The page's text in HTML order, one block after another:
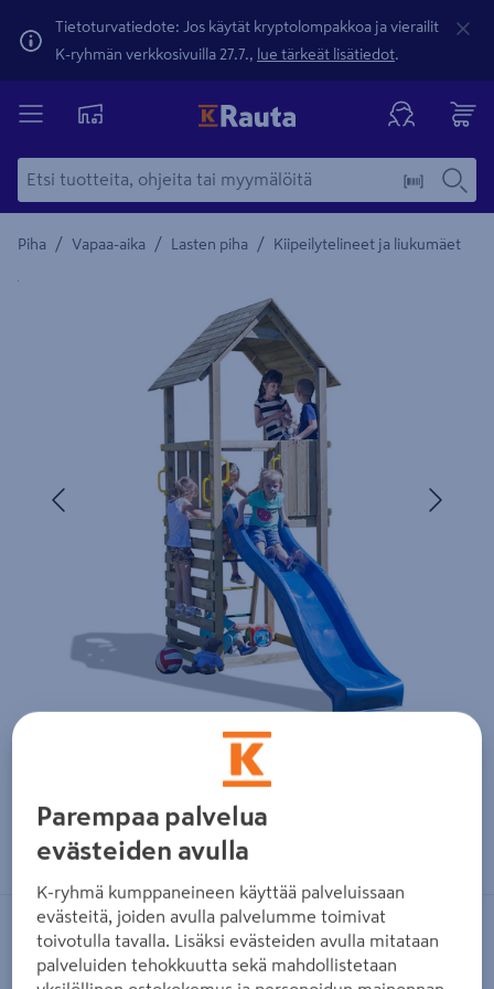
Tietoturvatiedote: Jos käytät kryptolompakkoa ja vierailit
K-ryhmän verkkosivuilla 27.7., lue tärkeät lisätiedot.
Piha / Vapaa-aika / Lasten piha / Kiipeilytelineet ja liukumäet
Yksityiskohtainen kuvaus löytyy Tuotteen kuvaus -
Zoomaa kuvaa sormilla kosketusnäytöllä
Kiipeilytorni Fungoo Carol1
FUNGOO
Parempaa palvelua
evästeiden avulla
K-ryhmä kumppaneineen käyttää palveluissaan
evästeitä, joiden avulla palvelumme toimivat
toivotulla tavalla. Lisäksi evästeiden avulla mitataan
palveluiden tehokkuutta sekä mahdollistetaan